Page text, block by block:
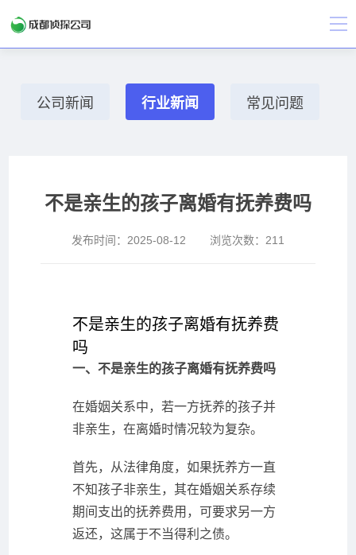
公司新闻 行业新闻 常见问题
不是亲生的孩子离婚有抚养费吗
发布时间： 2025-08-12 浏览次数： 211
不是亲生的孩子离婚有抚养费
吗
一、不是亲生的孩子离婚有抚养费吗
在婚姻关系中，若一方抚养的孩子并
非亲生，在离婚时情况较为复杂。
首先，从法律角度，如果抚养方一直
不知孩子非亲生，其在婚姻关系存续
期间支出的抚养费用，可要求另一方
返还，这属于不当得利之债。